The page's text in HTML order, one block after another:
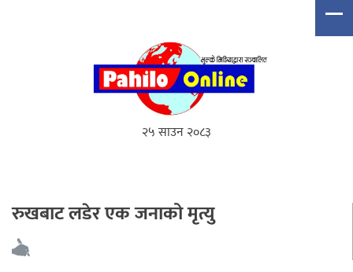
२५ साउन २०८३
रुखबाट लडेर एक जनाको मृत्यु